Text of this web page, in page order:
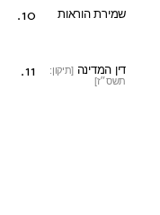
10. שמירת הוראות
11. דין המדינה[תיקון:
תשס״ז]